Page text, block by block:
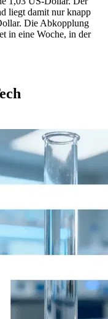
liegt damit nur knapp
Die Abkopplung
in eine Woche, in der